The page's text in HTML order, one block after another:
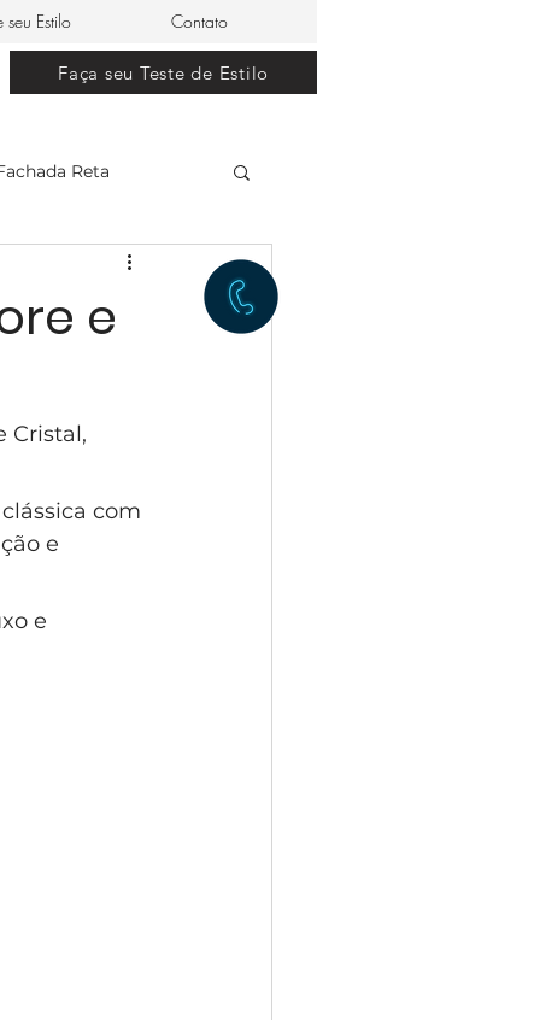
seu Estilo Contato
Faça seu Teste de Estilo
Reta
e
Cristal,
com
e
e